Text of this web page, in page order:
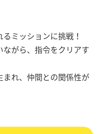
ミッションに挑戦！
がら、指令をクリアす
れ、仲間との関係性が